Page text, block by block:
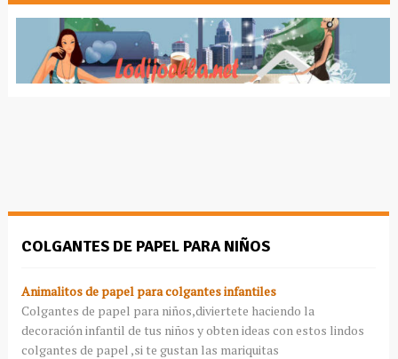
COLGANTES DE PAPEL PARA NIÑOS
Animalitos de papel para colgantes infantiles
Colgantes de papel para niños,diviertete haciendo la
decoración infantil de tus niños y obten ideas con estos lindos
colgantes de papel ,si te gustan las mariquitas